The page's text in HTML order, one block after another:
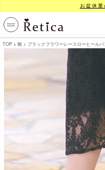
お盆休
TOP 靴 ブラックフラワーレースローヒール